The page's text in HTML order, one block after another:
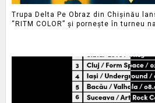
Trupa Delta Pe Obraz din Chișinău
“RITM COLOR” și pornește în turneu